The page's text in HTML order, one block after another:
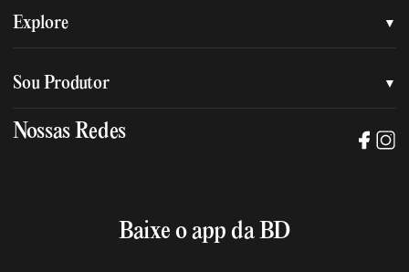
Quem somos
Política de privacidade
Explore
Assessoria de imprensa
Trabalhe na BD
Sou Produtor
Manual de mídia e da marca BD
Nossas Redes
Baixe o app da BD